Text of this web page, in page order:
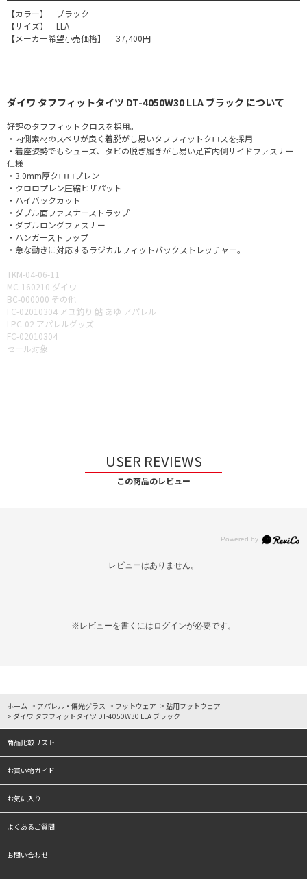
【カラー】 ブラック
【サイズ】 LLA
【メーカー希望小売価格】 37,400円
ダイワ タフフィットタイツ DT-4050W30 LLA ブラック について
好評のタフフィットクロスを採用。
・内側素材のスベリが良く着脱がし易いタフフィットクロスを採用
・着座姿勢でもシューズ、タビの脱ぎ履きがし易い足首内側サイドファスナー
仕様
・3.0mm厚クロロプレン
・クロロプレン圧縮ヒザパット
・ハイバックカット
・ダブル面ファスナーストラップ
・ダブルロングファスナー
・ハンガーストラップ
・急な動きに対応するラジカルフィットバックストレッチャー。
TKM-04-06-11
MC-160210 ダイワ
BC-000000 その他
FC-02010304 アユ釣り 鮎 あゆ アパレル
LPC-02 アパレルグッズ
FC-02010304
セール対象
USER REVIEWS
この商品のレビュー
レビューはありません。
※レビューを書くには ログインが必要です。
ホーム > アパレル・偏光グラス > フットウェア > 鮎用フットウェア
> ダイワ タフフィットタイツ DT-4050W30 LLA ブラック
商品比較リスト
お買い物ガイド
お気に入り
よくあるご質問
お問い合わせ